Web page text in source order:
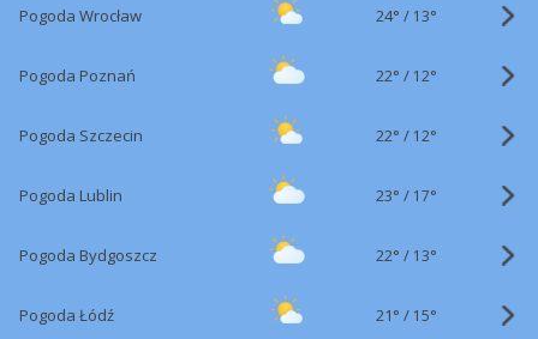
Pogoda Wrocław 24° / 13°
Pogoda Poznań 22° / 12°
Pogoda Szczecin 22° / 12°
Pogoda Lublin 23° / 17°
Pogoda Bydgoszcz 22° / 13°
Pogoda Łódź 21° / 15°